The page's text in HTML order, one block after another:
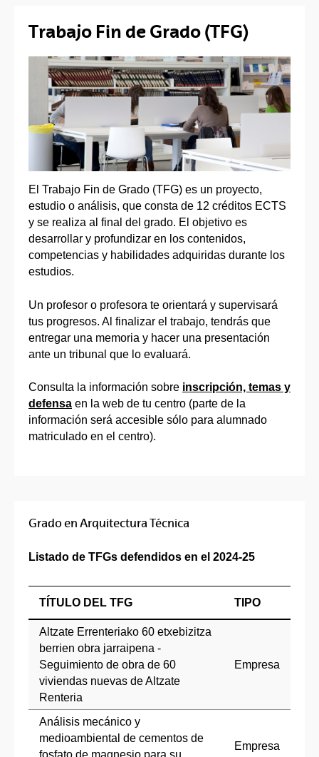
Trabajo Fin de Grado (TFG)
El Trabajo Fin de Grado (TFG) es un proyecto,
estudio o análisis, que consta de 12 créditos ECTS
y se realiza al final del grado. El objetivo es
desarrollar y profundizar en los contenidos,
competencias y habilidades adquiridas durante los
estudios.
Un profesor o profesora te orientará y supervisará
tus progresos. Al finalizar el trabajo, tendrás que
entregar una memoria y hacer una presentación
ante un tribunal que lo evaluará.
Consulta la información sobre inscripción, temas y
defensa en la web de tu centro (parte de la
información será accesible sólo para alumnado
matriculado en el centro).
Grado en Arquitectura Técnica
Listado de TFGs defendidos en el 2024-25
TÍTULO DEL TFG TIPO
Altzate Errenteriako 60 etxebizitza
berrien obra jarraipena -
Seguimiento de obra de 60
viviendas nuevas de Altzate
Renteria
Empresa
Análisis mecánico y
medioambiental de cementos de
Empresa